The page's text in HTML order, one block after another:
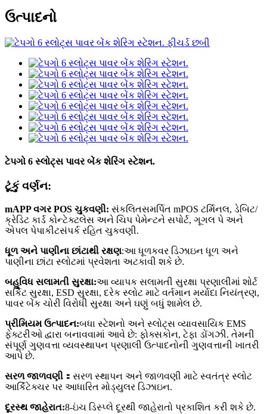
ઉત્પાદનો
ટેપગો 6 સ્લોટ્સ પાવર બેંક શેરિંગ સ્ટેશન.
ટૂંકું વર્ણન:
mAPP વગર POS ચુકવણી: સંકલિતસમર્પિત mPOS ટર્મિનલ, ડેબિટ/
ક્રેડિટ કાર્ડ કોન્ટેક્ટલેસ અને ચિપ પેમેન્ટને સપોર્ટ, ગૂગલ પે અને
એપલ પેપાકીટસંપર્ક રહિત ચુકવણી.
ધૂળ અને પાણીના છાંટાથી રક્ષણ:આ ધૂળકવર ડિઝાઇન ધૂળ અને
પાણીના છાંટા સ્લોટમાં પ્રવેશતા અટકાવી શકે છે.
બહુવિધ સલામતી સુરક્ષા:આ વ્યાપક સલામતી સુરક્ષા પ્રણાલીમાં શોર્ટ
સર્કિટ સુરક્ષા, ESD સુરક્ષા, દરેક સ્લોટ માટે વર્તમાન મર્યાદા નિયંત્રણ,
પાવર બેંક ચોરી વિરોધી સુરક્ષા અને ઘણું બધું શામેલ છે.
પ્રીમિયમ ઉત્પાદન:બધા સ્ટેશનો અને સ્લોટ્સ વ્યાવસાયિક EMS
ફેક્ટરીઓ દ્વારા બનાવવામાં આવે છે: ફોક્સકોન, ટેફા ડોંગઝી. તેમની
સંપૂર્ણ ગુણવત્તા વ્યવસ્થાપન પ્રણાલી ઉત્પાદનોની ગુણવત્તાની ખાતરી
આપે છે.
સરળ જાળવણી ： સરળ સ્થાપન અને જાળવણી માટે સ્વતંત્ર સ્લોટ
આર્કિટેક્ચર પર આધારિત મોડ્યુલર ડિઝાઇન.
દૂરસ્થ જાહેરાત:8-ઇંચ ડિસ્પ્લે દૂરથી જાહેરાતો પ્રકાશિત કરી શકે છે.